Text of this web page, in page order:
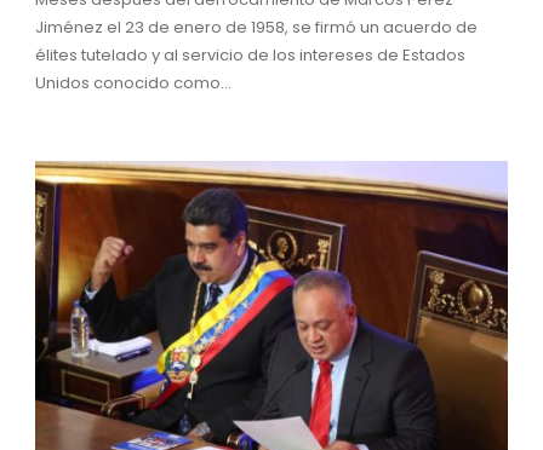
Jiménez el 23 de enero de 1958, se firmó un acuerdo de
élites tutelado y al servicio de los intereses de Estados
Unidos conocido como...